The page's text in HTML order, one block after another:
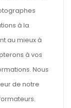
à la
au mieux à
à vos
Nous
de notre